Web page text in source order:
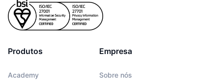
Produtos
Academy
Empresa
Sobre nós